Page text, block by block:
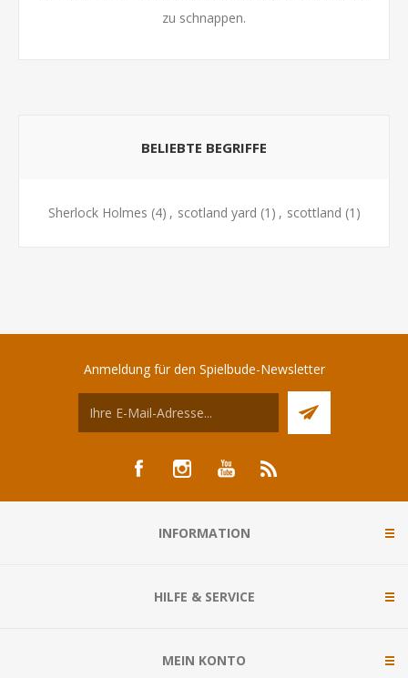
zu schnappen.
BELIEBTE BEGRIFFE
Sherlock Holmes (4) , scotland yard (1) , scottland (1)
Anmeldung für den Spielbude-Newsletter
INFORMATION
HILFE & SERVICE
MEIN KONTO